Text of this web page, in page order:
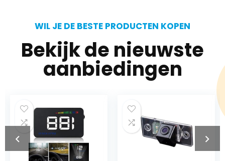
WIL JE DE BESTE PRODUCTEN KOPEN
Bekijk de nieuwste
aanbiedingen